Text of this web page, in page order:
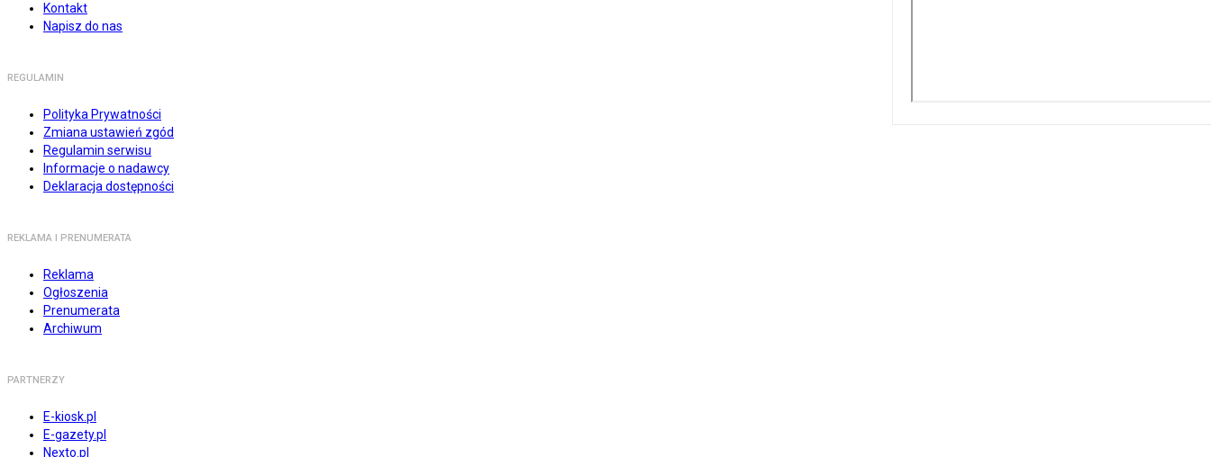
Kontakt
Napisz do nas
REGULAMIN
Polityka Prywatności
Zmiana ustawień zgód
Regulamin serwisu
Informacje o nadawcy
Deklaracja dostępności
REKLAMA I PRENUMERATA
Reklama
Ogłoszenia
Prenumerata
Archiwum
PARTNERZY
E-kiosk.pl
E-gazety.pl
Nexto.pl